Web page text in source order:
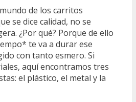
de los carritos
se dice calidad, no se
¿Por qué? Porque de ello
te va a durar ese
con tanto esmero. Si
aquí encontramos tres
el plástico, el metal y la